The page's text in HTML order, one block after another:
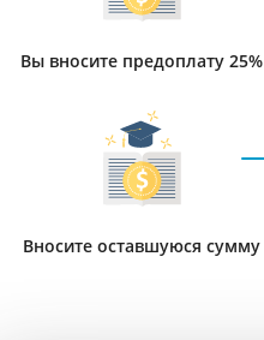
Вы вносите предоплату 25%
Вносите оставшуюся сумму